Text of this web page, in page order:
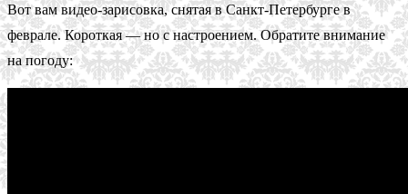
Вот вам видео-зарисовка, снятая в Санкт-Петербурге в
феврале. Короткая — но с настроением. Обратите внимание
на погоду: